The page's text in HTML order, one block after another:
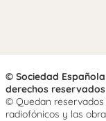
© Sociedad
derechos reservados
© Quedan
radiofónicos y las